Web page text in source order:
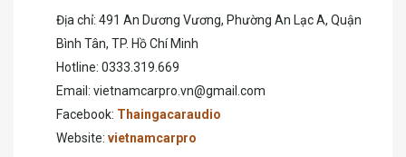
Địa chỉ: 491 An Dương Vương, Phường An Lạc A, Quận
Bình Tân, TP. Hồ Chí Minh
Hotline: 0333.319.669
Email: vietnamcarpro.vn@gmail.com
Facebook: Thaingacaraudio
Website: vietnamcarpro